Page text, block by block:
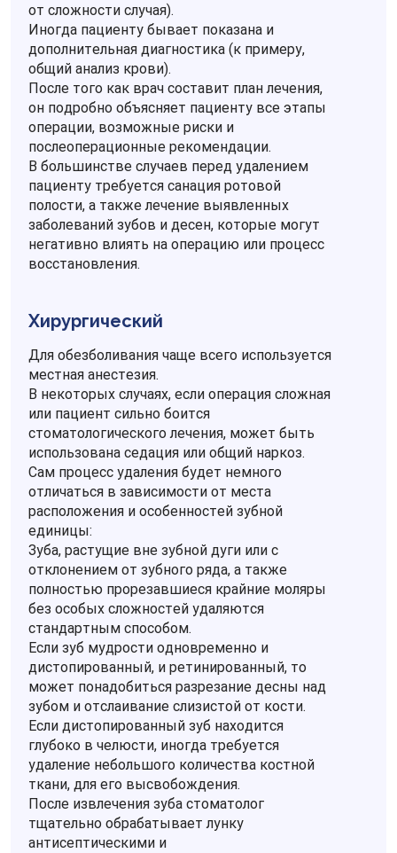
от сложности случая).
Иногда пациенту бывает показана и
дополнительная диагностика (к примеру,
общий анализ крови).
После того как врач составит план лечения,
он подробно объясняет пациенту все этапы
операции, возможные риски и
послеоперационные рекомендации.
В большинстве случаев перед удалением
пациенту требуется санация ротовой
полости, а также лечение выявленных
заболеваний зубов и десен, которые могут
негативно влиять на операцию или процесс
восстановления.
Хирургический
Для обезболивания чаще всего используется
местная анестезия.
В некоторых случаях, если операция сложная
или пациент сильно боится
стоматологического лечения, может быть
использована седация или общий наркоз.
Сам процесс удаления будет немного
отличаться в зависимости от места
расположения и особенностей зубной
единицы:
Зуба, растущие вне зубной дуги или с
отклонением от зубного ряда, а также
полностью прорезавшиеся крайние моляры
без особых сложностей удаляются
стандартным способом.
Если зуб мудрости одновременно и
дистопированный, и ретинированный, то
может понадобиться разрезание десны над
зубом и отслаивание слизистой от кости.
Если дистопированный зуб находится
глубоко в челюсти, иногда требуется
удаление небольшого количества костной
ткани, для его высвобождения.
После извлечения зуба стоматолог
тщательно обрабатывает лунку
антисептическими и